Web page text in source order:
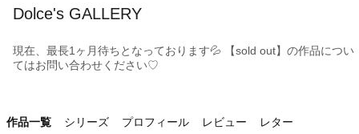
Dolce's GALLERY
現在、最長1ヶ月待ちとなっております💦 【sold out】の作品につい
てはお問い合わせください♡
作品一覧 シリーズ プロフィール レビュー レター